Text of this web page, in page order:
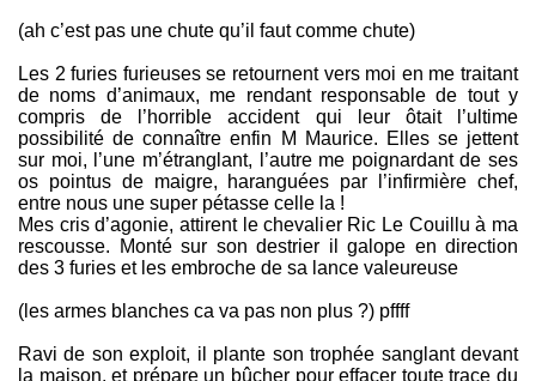
(ah c’est pas une chute qu’il faut comme chute)
Les 2 furies furieuses se retournent vers moi en me traitant
de noms d’animaux, me rendant responsable de tout y
compris de l’horrible accident qui leur ôtait l’ultime
possibilité de connaître enfin M Maurice. Elles se jettent
sur moi, l’une m’étranglant, l’autre me poignardant de ses
os pointus de maigre, haranguées par l’infirmière chef,
entre nous une super pétasse celle la !
Mes cris d’agonie, attirent le chevalier Ric Le Couillu à ma
rescousse. Monté sur son destrier il galope en direction
des 3 furies et les embroche de sa lance valeureuse
(les armes blanches ca va pas non plus ?) pffff
Ravi de son exploit, il plante son trophée sanglant devant
la maison, et prépare un bûcher pour effacer toute trace du